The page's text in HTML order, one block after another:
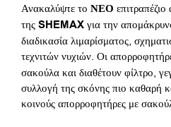
Ανακαλύψτε το ΝΕΟ
της SHEMAX για την
διαδικασία λιμαρίσματος,
τεχνιτών νυχιών. Οι
σακούλα και διαθέτουν φίλτρο,
συλλογή της σκόνης πιο καθαρή
κοινούς απορροφητήρες με